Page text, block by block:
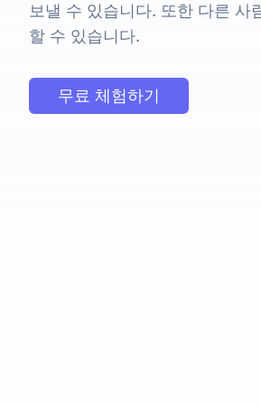
보낼 수 있습니다. 또한 다른 사
할 수 있습니다.
무료 체험하기